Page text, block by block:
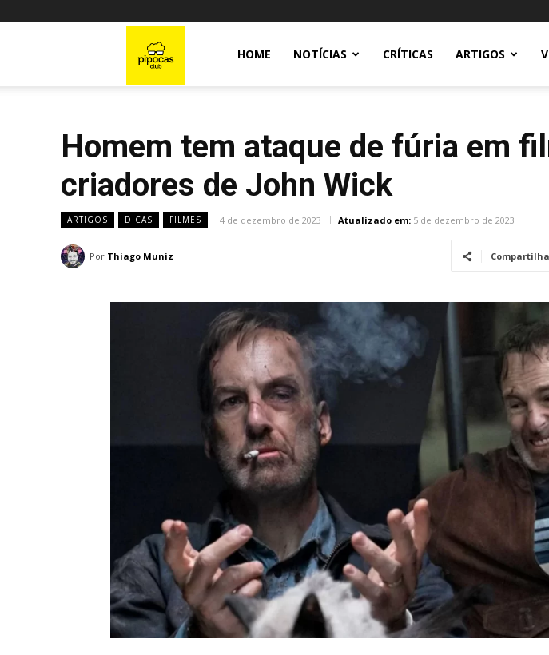
HOME NOTÍCIAS CRÍTICAS ARTIGOS
Homem tem ataque de fúria em
criadores de John Wick
ARTIGOS DICAS FILMES 4 de dezembro de 2023 Atualizado em: 5 de dezembro de 2023
Por Thiago Muniz